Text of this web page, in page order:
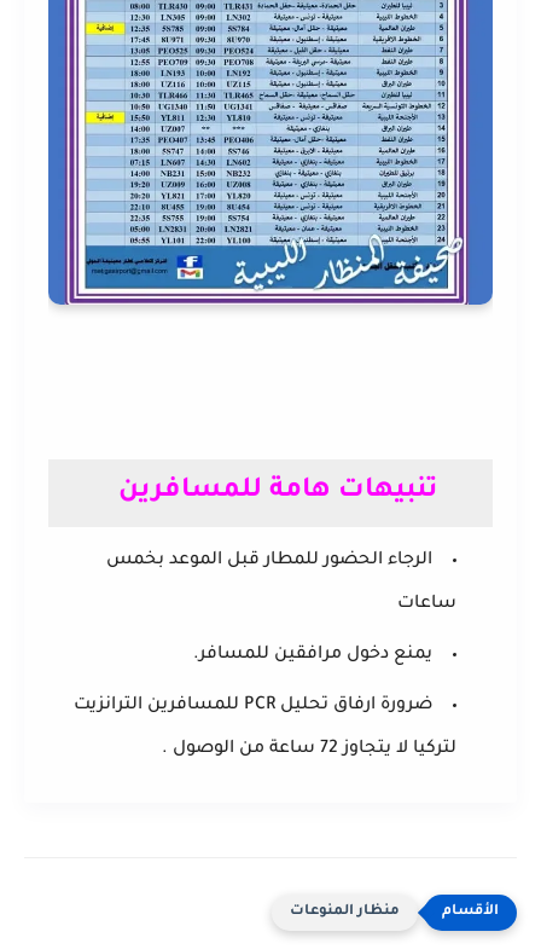
تنبيهات هامة للمسافرين
الرجاء الحضور للمطار قبل الموعد بخمس
ساعات
يمنع دخول مرافقين للمسافر.
ضرورة ارفاق تحليل PCR للمسافرين الترانزيت
لتركيا لا يتجاوز 72 ساعة من الوصول .
منظار المنوعات